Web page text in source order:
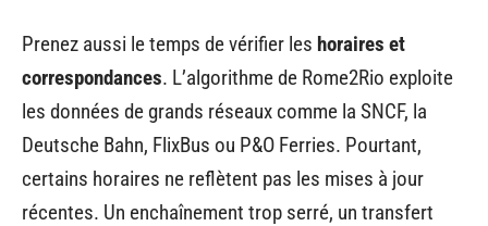
Prenez aussi le temps de vérifier les horaires et
correspondances. L’algorithme de Rome2Rio exploite
les données de grands réseaux comme la SNCF, la
Deutsche Bahn, FlixBus ou P&O Ferries. Pourtant,
certains horaires ne reflètent pas les mises à jour
récentes. Un enchaînement trop serré, un transfert